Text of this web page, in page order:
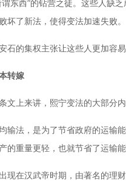
谓东西”的钻营之徒。这些人缺
坏了新法，使得变法加速失败。
的集权主张让这些人更加容易
转嫁
上来讲，熙宁变法的大部分内
法，是为了节省政府的运输能
的重量更轻，也就节省了运输能
在汉武帝时期，由著名的理财